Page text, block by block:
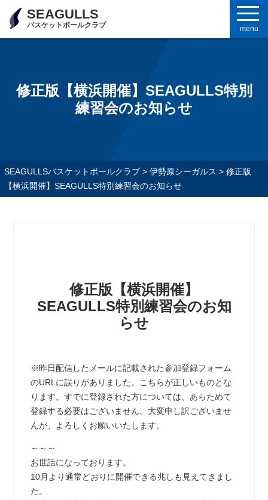
SEAGULLS
バスケットボールクラブ menu
修正版【横浜開催】SEAGULLS特別
練習会のお知らせ
SEAGULLSバスケットボールクラブ> 伊勢原シーガルス > 修正版
【横浜開催】SEAGULLS特別練習会のお知らせ
修正版【横浜開催】
SEAGULLS特別練習会のお知
らせ
※昨日配信したメールに記載された参加登録フォーム
のURLに誤りがありました。こちらが正しいものとな
ります。すでに登録された方については、あらためて
登録する必要はございません。大変申し訳ございませ
んが、よろしくお願いいたします。
～～～
お世話になっております。
10月より通常どおりに開催できる兆しも見えてきまし
た。